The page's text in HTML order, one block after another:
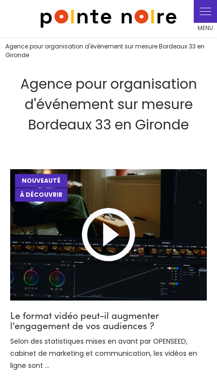
Agence pour organisation d'événement sur mesure Bordeaux 33 en
Gironde
Agence pour organisation
d'événement sur mesure
Bordeaux 33 en Gironde
NOUVEAUTÉ
À DÉCOUVRIR
Le format vidéo peut-il augmenter
l'engagement de vos audiences ?
Selon des statistiques mises en avant par OPENSEED,
cabinet de marketing et communication, les vidéos en
ligne sont ...